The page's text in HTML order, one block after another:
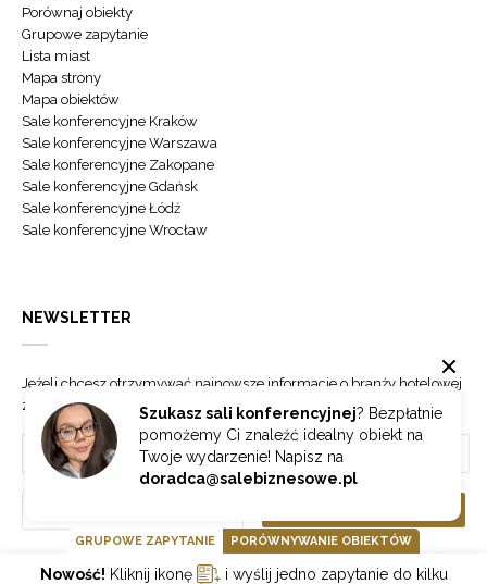
Szukasz sali konferencyjnej? Bezpłatnie
pomożemy Ci znaleźć idealny obiekt na
Twoje wydarzenie! Napisz na
doradca@salebiznesowe.pl
Porównaj obiekty
Grupowe zapytanie
Lista miast
Mapa strony
Mapa obiektów
Sale konferencyjne Kraków
Sale konferencyjne Warszawa
Sale konferencyjne Zakopane
Sale konferencyjne Gdańsk
Sale konferencyjne Łódź
Sale konferencyjne Wrocław
NEWSLETTER
Jeżeli chcesz otrzymywać najnowsze informacje o branży hotelowej
zapisz się do naszego newslettera.
GRUPOWE ZAPYTANIE PORÓWNYWANIE OBIEKTÓW
Nowość! Kliknij ikonę i wyślij jedno zapytanie do kilku